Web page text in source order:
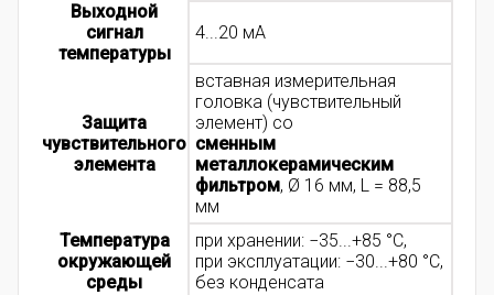
Выходной
сигнал
температуры
4...20 мА
Защита
чувствительного
элемента
вставная измерительная
головка (чувствительный
элемент) со
сменным
металлокерамическим
фильтром, Ø 16 мм, L = 88,5
мм
Температура
окружающей
среды
при хранении: −35...+85 °C,
при эксплуатации: −30...+80 °C,
без конденсата